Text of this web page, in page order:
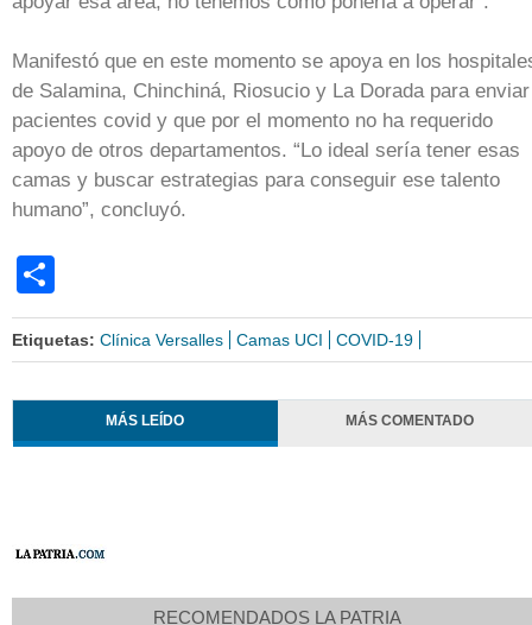
Manifestó que en este momento se apoya en los
de Salamina, Chinchiná, Riosucio y La Dorada para enviar
pacientes covid y que por el momento no ha requerido
apoyo de otros departamentos. “Lo ideal sería tener esas
camas y buscar estrategias para conseguir ese talento
humano”, concluyó.
Etiquetas: Clínica Versalles Camas UCI COVID-19
MÁS LEÍDO MÁS COMENTADO
RECOMENDADOS LA PATRIA